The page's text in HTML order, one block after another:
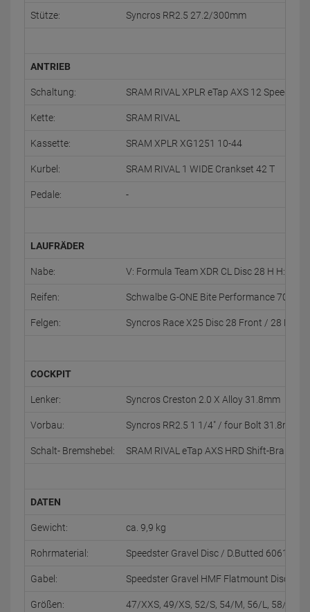
Stütze: Syncros RR2.5 27.2/300mm
ANTRIEB
Schaltung: SRAM RIVAL XPLR eTap AXS 12 Speed
Kette: SRAM RIVAL
Kassette: SRAM XPLR XG1251 10-44
Kurbel: SRAM RIVAL 1 WIDE Crankset 42 T
Pedale: -
LAUFRÄDER
Nabe: V: Formula Team XDR CL Disc 28 H H:
Reifen: Schwalbe G-ONE Bite Performance
Felgen: Syncros Race X25 Disc 28 Front / 28 Rear
COCKPIT
Lenker: Syncros Creston 2.0 X Alloy 31.8mm
Vorbau: Syncros RR2.5 1 1/4" / four Bolt 31.8mm
Schalt- Bremshebel: SRAM RIVAL eTap AXS HRD Shift-Brake
DATEN
Gewicht: ca. 9,9 kg
Rohrmaterial: Speedster Gravel Disc / D.Butted 6061
Gabel: Speedster Gravel HMF Flatmount Disc 1
Größen: 47/XXS, 49/XS, 52/S, 54/M, 56/L, 58/XL,